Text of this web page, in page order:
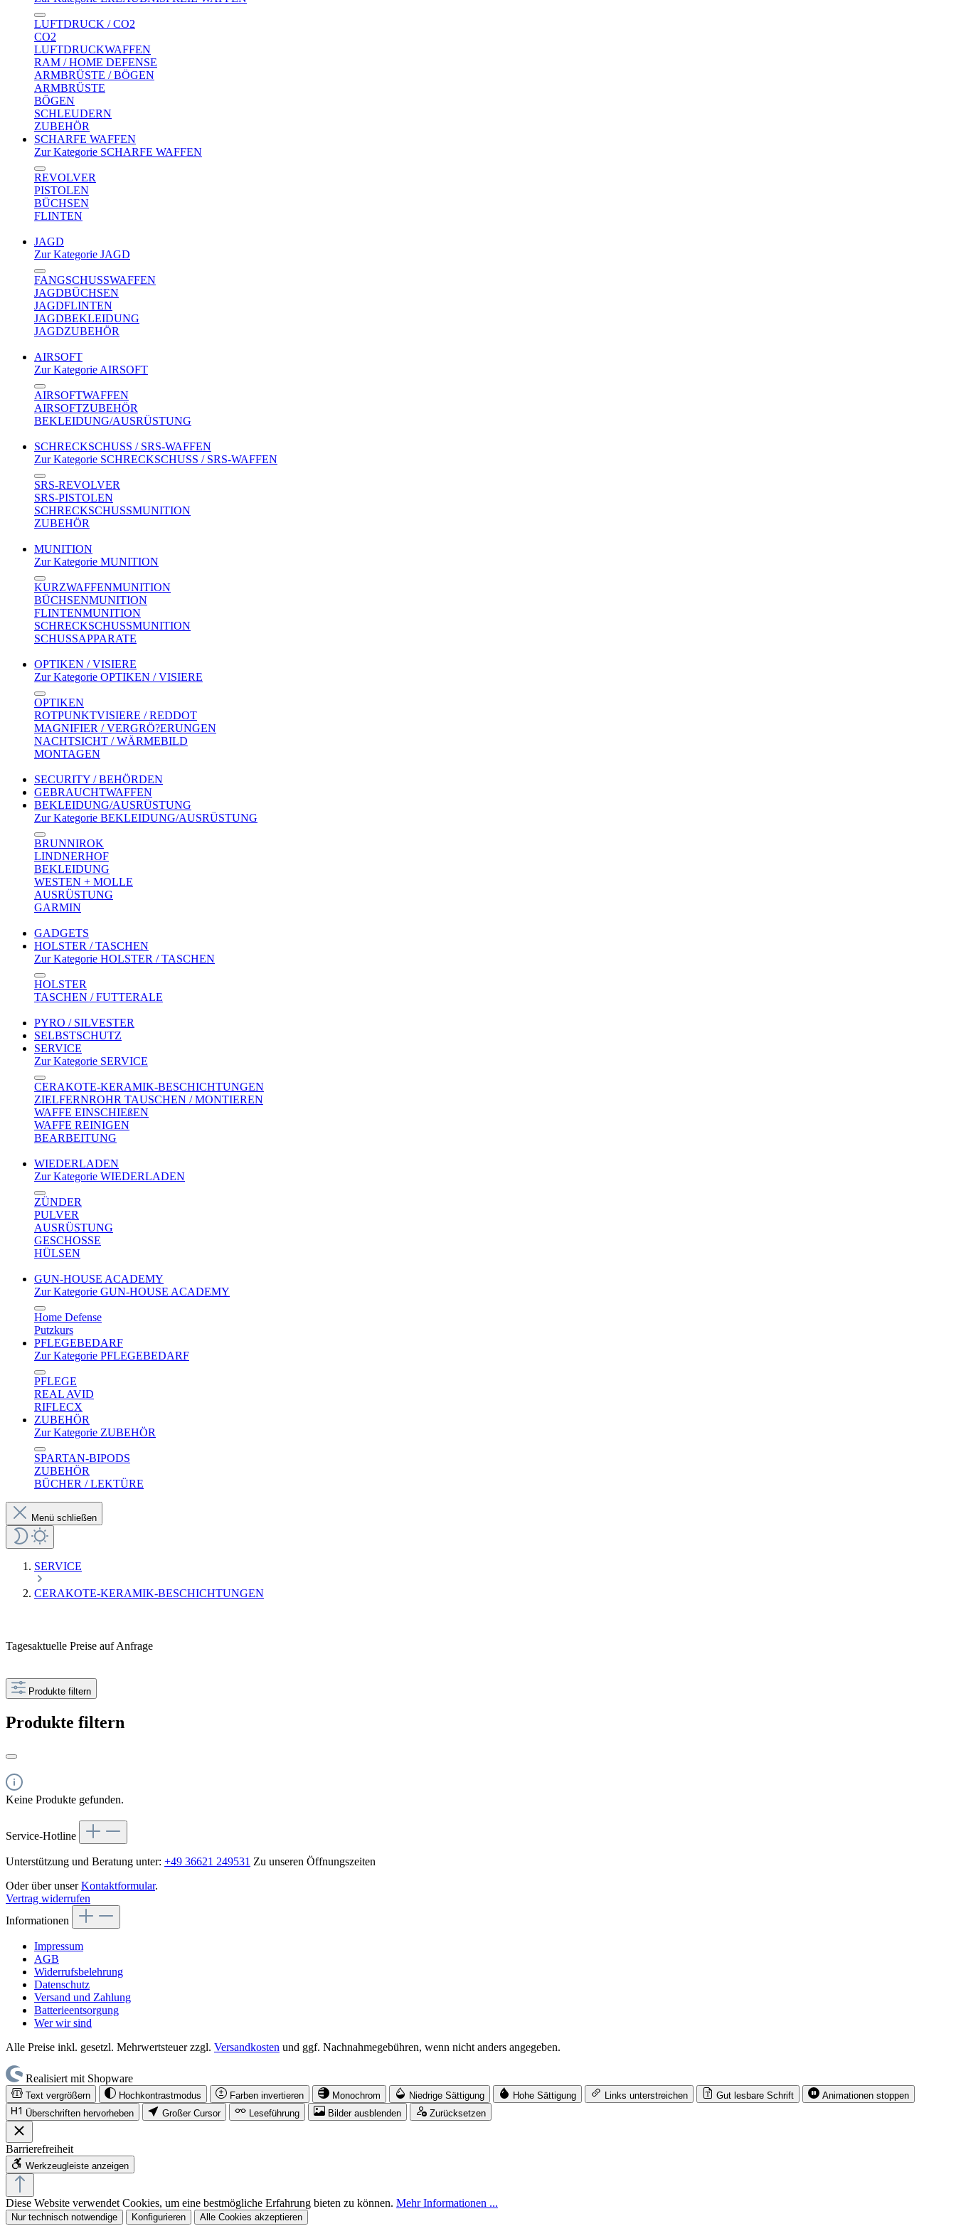
LUFTDRUCK / CO2
CO2
LUFTDRUCKWAFFEN
RAM / HOME DEFENSE
ARMBRÜSTE / BÖGEN
ARMBRÜSTE
BÖGEN
SCHLEUDERN
ZUBEHÖR
SCHARFE WAFFEN
Zur Kategorie SCHARFE WAFFEN
REVOLVER
PISTOLEN
BÜCHSEN
FLINTEN
JAGD
Zur Kategorie JAGD
FANGSCHUSSWAFFEN
JAGDBÜCHSEN
JAGDFLINTEN
JAGDBEKLEIDUNG
JAGDZUBEHÖR
AIRSOFT
Zur Kategorie AIRSOFT
AIRSOFTWAFFEN
AIRSOFTZUBEHÖR
BEKLEIDUNG/AUSRÜSTUNG
SCHRECKSCHUSS / SRS-WAFFEN
Zur Kategorie SCHRECKSCHUSS / SRS-WAFFEN
SRS-REVOLVER
SRS-PISTOLEN
SCHRECKSCHUSSMUNITION
ZUBEHÖR
MUNITION
Zur Kategorie MUNITION
KURZWAFFENMUNITION
BÜCHSENMUNITION
FLINTENMUNITION
SCHRECKSCHUSSMUNITION
SCHUSSAPPARATE
OPTIKEN / VISIERE
Zur Kategorie OPTIKEN / VISIERE
OPTIKEN
ROTPUNKTVISIERE / REDDOT
MAGNIFIER / VERGRÖ?ERUNGEN
NACHTSICHT / WÄRMEBILD
MONTAGEN
SECURITY / BEHÖRDEN
GEBRAUCHTWAFFEN
BEKLEIDUNG/AUSRÜSTUNG
Zur Kategorie BEKLEIDUNG/AUSRÜSTUNG
BRUNNIROK
LINDNERHOF
BEKLEIDUNG
WESTEN + MOLLE
AUSRÜSTUNG
GARMIN
GADGETS
HOLSTER / TASCHEN
Zur Kategorie HOLSTER / TASCHEN
HOLSTER
TASCHEN / FUTTERALE
PYRO / SILVESTER
SELBSTSCHUTZ
SERVICE
Zur Kategorie SERVICE
CERAKOTE-KERAMIK-BESCHICHTUNGEN
ZIELFERNROHR TAUSCHEN / MONTIEREN
WAFFE EINSCHIEßEN
WAFFE REINIGEN
BEARBEITUNG
WIEDERLADEN
Zur Kategorie WIEDERLADEN
ZÜNDER
PULVER
AUSRÜSTUNG
GESCHOSSE
HÜLSEN
GUN-HOUSE ACADEMY
Zur Kategorie GUN-HOUSE ACADEMY
Home Defense
Putzkurs
PFLEGEBEDARF
Zur Kategorie PFLEGEBEDARF
PFLEGE
REAL AVID
RIFLECX
ZUBEHÖR
Zur Kategorie ZUBEHÖR
SPARTAN-BIPODS
ZUBEHÖR
BÜCHER / LEKTÜRE
Menü schließen
SERVICE
CERAKOTE-KERAMIK-BESCHICHTUNGEN
Tagesaktuelle Preise auf Anfrage
Produkte filtern
Produkte filtern
Keine Produkte gefunden.
Service-Hotline
Unterstützung und Beratung unter: +49 36621 249531 Zu unseren Öffnungszeiten
Oder über unserKontaktformular.
Vertrag widerrufen
Informationen
Impressum
AGB
Widerrufsbelehrung
Datenschutz
Versand und Zahlung
Batterieentsorgung
Wer wir sind
Alle Preise inkl. gesetzl. Mehrwertsteuer zzgl. Versandkosten und ggf. Nachnahmegebühren, wenn nicht anders angegeben.
Realisiert mit Shopware
Text vergrößern Hochkontrastmodus Farben invertieren Monochrom Niedrige Sättigung Hohe Sättigung Links unterstreichen Gut lesbare Schrift
Animationen stoppen
Überschriften hervorheben
Großer Cursor Leseführung Bilder ausblenden Zurücksetzen
Barrierefreiheit
Werkzeugleiste anzeigen
Diese Website verwendet Cookies, um eine bestmögliche Erfahrung bieten zu können. Mehr Informationen ...
Nur technisch notwendige Konfigurieren Alle Cookies akzeptieren